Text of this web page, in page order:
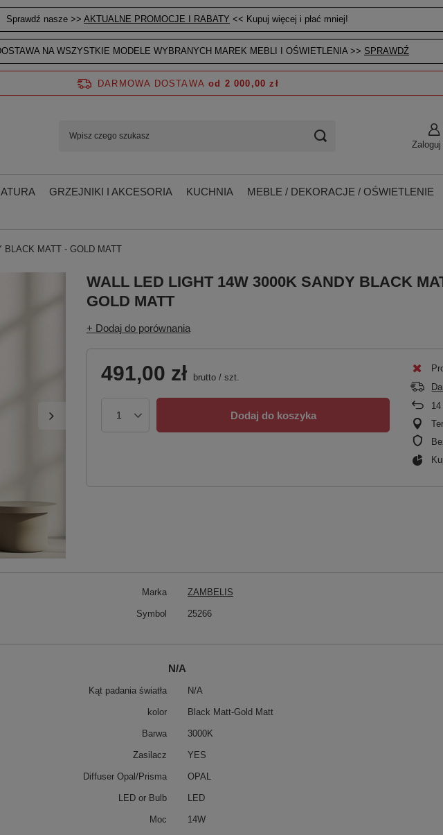
Sprawdź nasze >> AKTUALNE PROMOCJE I RABATY << Kupuj więcej i płać mniej!
NA WSZYSTKIE MODELE WYBRANYCH MAREK MEBLI I OŚWIETLENIA >> SPRAWDŹ
DARMOWA DOSTAWA od 2 000,00 zł
GRZEJNIKI I AKCESORIA KUCHNIA MEBLE / DEKORACJE / OŚWIETLENIE
BLACK MATT - GOLD MATT
WALL LED LIGHT 14W 3000K SANDY BLACK
GOLD MATT
+ Dodaj do porównania
491,00 zł brutto/ szt.
Dodaj do koszyka
14
Marka ZAMBELIS
Symbol 25266
N/A
Kąt padania światła N/A
kolor Black Matt-Gold Matt
Barwa 3000K
Zasilacz YES
Diffuser Opal/Prisma OPAL
LED or Bulb LED
Moc 14W